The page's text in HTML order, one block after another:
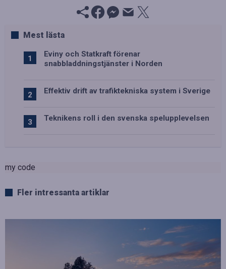
Mest lästa
Eviny och Statkraft förenar
snabbladdningstjänster i Norden
Effektiv drift av trafiktekniska system i Sverige
Teknikens roll i den svenska spelupplevelsen
my code
Fler intressanta artiklar